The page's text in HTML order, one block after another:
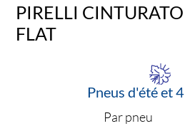
PIRELLI
FLAT
Pneus d'été et
Par pneu